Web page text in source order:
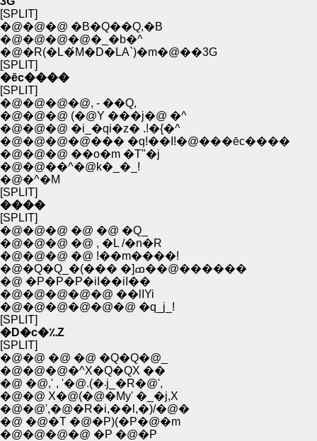
[SPLIT]
�@�@�@ �B�Q��Q,�B
�@�@�@�@�_�b�^
�@�R(�L�́M�D�LA`)�m�@��3G
[SPLIT]
�ēc����
[SPLIT]
�@�@�@�@, - ��Q,
�@�@�@ (�@Y ���j�@ �^
�@�@�@ �i_�qi�z� .!�{�^
�@�@�@�@��� �q!��I!�@���ēc����
�@�@�@ ��o�m �T"�j
�@�@��^�@k�_�_!
�@�^�M
[SPLIT]
����
[SPLIT]
�@�@�@ �@ �@ �Q_
�@�@�@ �@ , �L /�n�R
�@�@�@ �@ !��m����!
�@�Q�Q_�(��� �]ߘ��@������
�@ �P�P�P�iI��iI��
�@�@�@�@�@ ��lIYi
�@�@�@�@�@�@ �q_j_!
[SPLIT]
�D�c�؉Z
[SPLIT]
�@�@ �@ �@ �Q�Q�@_
�@�@�@�^X�Q�QX ��
�@ �@,' , '�@.(�܁j_�R�@',
�@�@ X�@(�@�My' �_�j,X
�@�@',�@�R�i,��l,�)/�@�
�@ �@�T �@�P)(�P�@�m
�@�@�@�@ �P �@�P